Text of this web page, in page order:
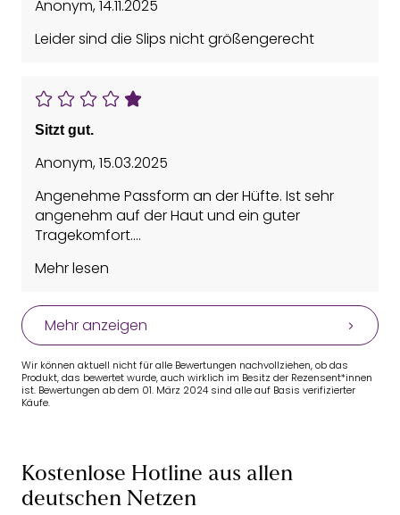
Anonym,14.11.2025
Leider sind die Slips nicht größengerecht
Sitzt gut.
Anonym,15.03.2025
Angenehme Passform an der Hüfte. Ist sehr
angenehm auf der Haut und ein guter
Tragekomfort.
Habe eine 40/42 bestellt und passt genau.
Mehr lesen
Mehr anzeigen
Wir können aktuell nicht für alle Bewertungen nachvollziehen, ob das
Produkt, das bewertet wurde, auch wirklich im Besitz der Rezensent*innen
ist. Bewertungen ab dem 01. März 2024 sind alle auf Basis verifizierter
Käufe.
Kostenlose Hotline aus allen
deutschen Netzen